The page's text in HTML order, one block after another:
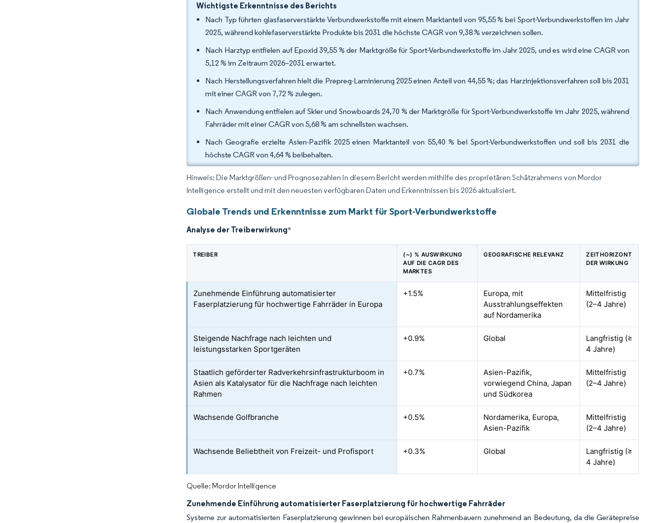
Wichtigste Erkenntnisse des Berichts
Nach Typ führten glasfaserverstärkte Verbundwerkstoffe mit einem Marktanteil von 95,55 % bei Sport-Verbundwerkstoffen im Jahr
2025, während kohlefaserverstärkte Produkte bis 2031 die höchste CAGR von 9,38 % verzeichnen sollen.
Nach Harztyp entfielen auf Epoxid 39,55 % der Marktgröße für Sport-Verbundwerkstoffe im Jahr 2025, und es wird eine CAGR von
5,12 % im Zeitraum 2026–2031 erwartet.
Nach Herstellungsverfahren hielt die Prepreg-Laminierung 2025 einen Anteil von 44,55 %; das Harzinjektionsverfahren soll bis 2031
mit einer CAGR von 7,72 % zulegen.
Nach Anwendung entfielen auf Skier und Snowboards 24,70 % der Marktgröße für Sport-Verbundwerkstoffe im Jahr 2025, während
Fahrräder mit einer CAGR von 5,68 % am schnellsten wachsen.
Nach Geografie erzielte Asien-Pazifik 2025 einen Marktanteil von 55,40 % bei Sport-Verbundwerkstoffen und soll bis 2031 die
höchste CAGR von 4,64 % beibehalten.
Hinweis: Die Marktgrößen- und Prognosezahlen in diesem Bericht werden mithilfe des proprietären Schätzrahmens von Mordor
Intelligence erstellt und mit den neuesten verfügbaren Daten und Erkenntnissen bis 2026 aktualisiert.
Globale Trends und Erkenntnisse zum Markt für Sport-Verbundwerkstoffe
Analyse der Treiberwirkung*
TREIBER
(~) % AUSWIRKUNG
AUF DIE CAGR DES
MARKTES
GEOGRAFISCHE RELEVANZ
ZEITHORIZONT
DER WIRKUNG
Zunehmende Einführung automatisierter
Faserplatzierung für hochwertige Fahrräder in Europa
+1.5%
Europa, mit
Ausstrahlungseffekten
auf Nordamerika
Mittelfristig
(2–4 Jahre)
Steigende Nachfrage nach leichten und
leistungsstarken Sportgeräten
+0.9% Global
Langfristig (≥
4 Jahre)
Staatlich geförderter Radverkehrsinfrastrukturboom in
Asien als Katalysator für die Nachfrage nach leichten
Rahmen
+0.7%
Asien-Pazifik,
vorwiegend China, Japan
und Südkorea
Mittelfristig
(2–4 Jahre)
Wachsende Golfbranche +0.5%
Nordamerika, Europa,
Asien-Pazifik
Mittelfristig
(2–4 Jahre)
Wachsende Beliebtheit von Freizeit- und Profisport +0.3% Global
Langfristig (≥
4 Jahre)
Quelle: Mordor Intelligence
Zunehmende Einführung automatisierter Faserplatzierung für hochwertige Fahrräder
Systeme zur automatisierten Faserplatzierung gewinnen bei europäischen Rahmenbauern zunehmend an Bedeutung, da die Gerätepreise